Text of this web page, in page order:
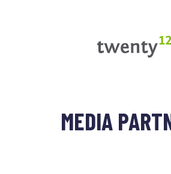
MEDIA